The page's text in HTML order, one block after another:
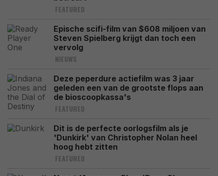
FEATURED
Epische scifi-film van $608 miljoen van
Steven Spielberg krijgt dan toch een
vervolg
NIEUWS
Deze peperdure actiefilm was 3 jaar
geleden een van de grootste flops aan
de bioscoopkassa's
FEATURED
Dit is de perfecte oorlogsfilm als je
'Dunkirk' van Christopher Nolan heel
hoog hebt zitten
FEATURED